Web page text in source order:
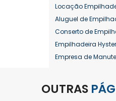
Locação
Aluguel de
Conserto de
Empilhadeira Hyster
Empresa de
Manutenção em
Reforma de
OUTRAS